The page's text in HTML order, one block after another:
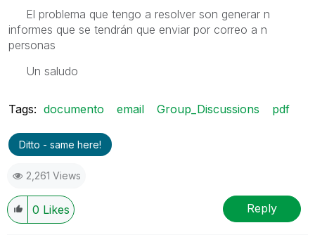
El problema que tengo a resolver son generar n
informes que se tendrán que enviar por correo a n
personas
Un saludo
Tags: documento email Group_Discussions pdf
Ditto - same here!
2,261 Views
0 Likes Reply